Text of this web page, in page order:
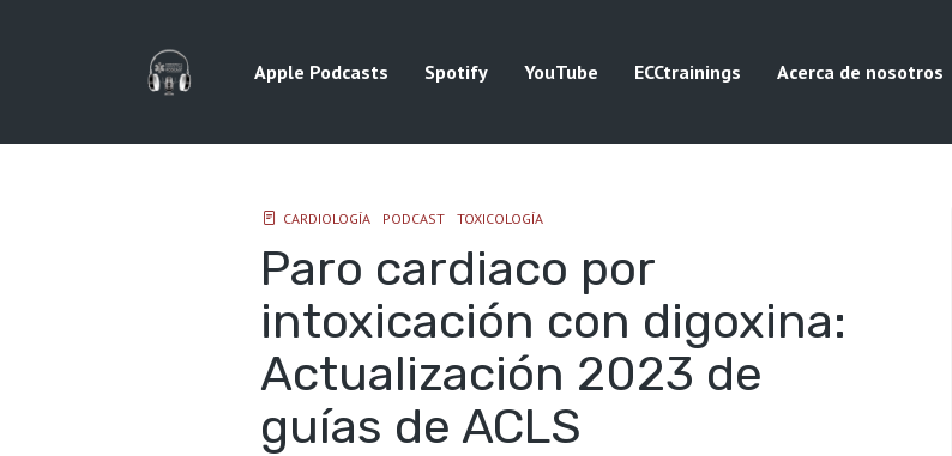
Apple Podcasts Spotify YouTube ECCtrainings Acerca de nosotros
CARDIOLOGÍA PODCAST TOXICOLOGÍA
Paro cardiaco por
intoxicación con digoxina:
Actualización 2023 de
guías de ACLS